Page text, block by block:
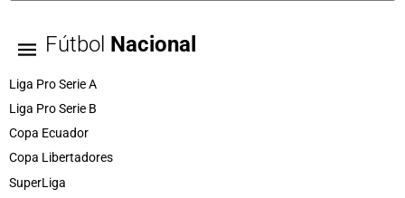
Fútbol Nacional
Liga Pro Serie A
Liga Pro Serie B
Copa Ecuador
Copa Libertadores
SuperLiga